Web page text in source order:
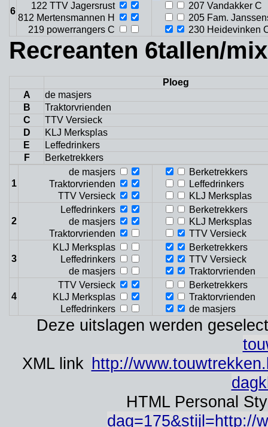
6
122 TTV Jagersrust
812 Mertensmannen H
219 powerrangers C
207 Vandakker C
205 Fam.
230 Heidevinken
Recreanten 6tallen/
Ploeg
A
de masjers
B
Traktorvrienden
C
TTV Versieck
D
KLJ Merksplas
E
Leffedrinkers
F
Berketrekkers
1
de masjers
Traktorvrienden
TTV Versieck
Berketrekkers
Leffedrinkers
KLJ Merksplas
2
Leffedrinkers
de masjers
Traktorvrienden
Berketrekkers
KLJ Merksplas
TTV Versieck
3
KLJ Merksplas
Leffedrinkers
de masjers
Berketrekkers
TTV Versieck
Traktorvrienden
4
TTV Versieck
KLJ Merksplas
Leffedrinkers
Berketrekkers
Traktorvrienden
de masjers
Deze uitslagen werden
XML link http://
HTML Personal
dag=175&stijl=http://